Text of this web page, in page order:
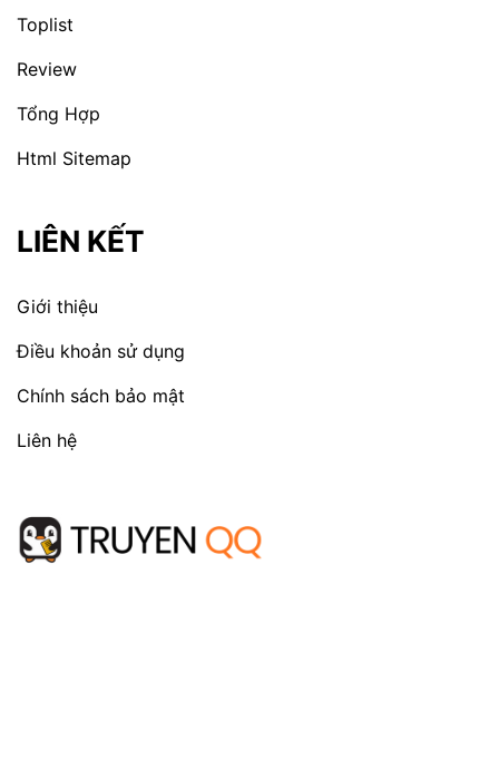
Toplist
Review
Tổng Hợp
Html Sitemap
LIÊN KẾT
Giới thiệu
Điều khoản sử dụng
Chính sách bảo mật
Liên hệ